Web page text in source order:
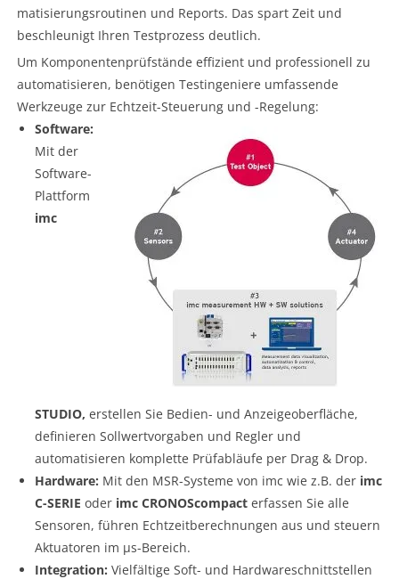
matisierungsroutinen und Reports. Das spart Zeit und
beschleunigt Ihren Testprozess deutlich.
Um Komponentenprüfstände effizient und professionell zu
automatisieren, benötigen Testingeniere umfassende
Werkzeuge zur Echtzeit-Steuerung und -Regelung:
Software:
Mit der
Software-
Plattform
imc
STUDIO, erstellen Sie Bedien- und Anzeigeoberfläche,
definieren Sollwertvorgaben und Regler und
automatisieren komplette Prüfabläufe per Drag & Drop.
Hardware: Mit den MSR-Systeme von imc wie z.B. der imc
C-SERIE oder imc CRONOScompacterfassen Sie alle
Sensoren, führen Echtzeitberechnungen aus und steuern
Aktuatoren im µs-Bereich.
Integration: Vielfältige Soft- und Hardwareschnittstellen